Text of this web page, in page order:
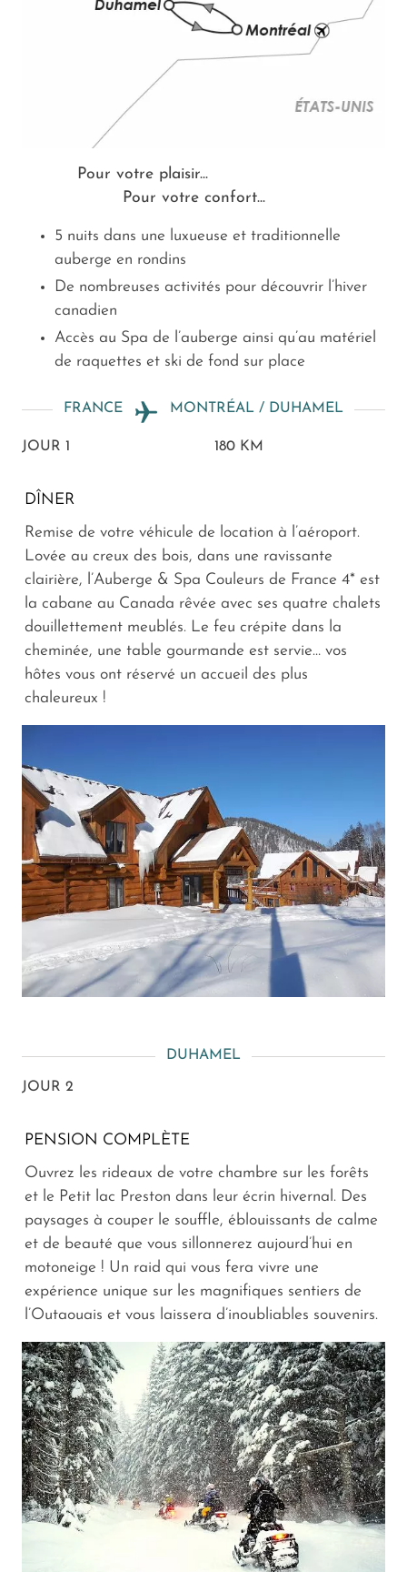
Pour votre plaisir...
Pour votre confort...
5 nuits dans une luxueuse et traditionnelle
auberge en rondins
De nombreuses activités pour découvrir l’hiver
canadien
Accès au Spa de l’auberge ainsi qu’au matériel
de raquettes et ski de fond sur place
FRANCE MONTRÉAL / DUHAMEL
JOUR 1 180 KM
DÎNER
Remise de votre véhicule de location à l’aéroport.
Lovée au creux des bois, dans une ravissante
clairière, l’Auberge & Spa Couleurs de France 4* est
la cabane au Canada rêvée avec ses quatre chalets
douillettement meublés. Le feu crépite dans la
cheminée, une table gourmande est servie… vos
hôtes vous ont réservé un accueil des plus
chaleureux !
DUHAMEL
JOUR 2
PENSION COMPLÈTE
Ouvrez les rideaux de votre chambre sur les forêts
et le Petit lac Preston dans leur écrin hivernal. Des
paysages à couper le souffle, éblouissants de calme
et de beauté que vous sillonnerez aujourd’hui en
motoneige ! Un raid qui vous fera vivre une
expérience unique sur les magnifiques sentiers de
l’Outaouais et vous laissera d’inoubliables souvenirs.